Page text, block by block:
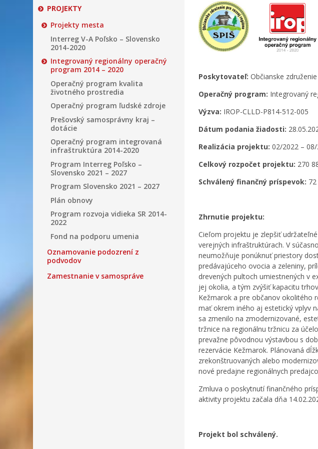
PROJEKTY
Projekty mesta
Interreg V-A Poľsko – Slovensko
2014-2020
Integrovaný regionálny operačný
program 2014 – 2020
Operačný program kvalita
životného prostredia
Operačný program ľudské zdroje
Prešovský samosprávny kraj –
dotácie
Operačný program integrovaná
infraštruktúra 2014-2020
Program Interreg Poľsko –
Slovensko 2021 – 2027
Program Slovensko 2021 – 2027
Plán obnovy
Program rozvoja vidieka SR 2014-
2022
Fond na podporu umenia
Oznamovanie podozrení z
podvodov
Zamestnanie v samospráve
Poskytovateľ: Občianske
Operačný program: Integrovaný
Výzva: IROP-CLLD-P814-512-005
Dátum podania žiadosti:
Realizácia projektu: 02/2022 –
Celkový rozpočet projektu: 270
Schválený finančný príspevok:
Zhrnutie projektu:
Cieľom projektu je zlepšiť
verejných infraštruktúrach. V
neumožňuje ponúknuť priestory
predávajúceho ovocia a zeleniny,
drevených pultoch umiestnených v
jej okolia, a tým zvýšiť kapacitu
Kežmarok a pre občanov okolitého
mať okrem iného aj estetický vplyv
sa zmenilo na zmodernizované,
tržnice na regionálnu tržnicu za
prevažne pôvodnou výstavbou s
rezervácie Kežmarok. Plánovaná
zrekonštruovaných alebo
nové predajne regionálnych
Zmluva o poskytnutí finančného
aktivity projektu začala dňa
Projekt bol schválený.